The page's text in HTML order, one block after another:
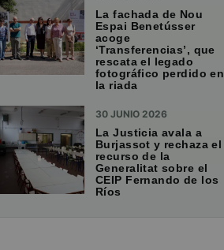
La fachada de Nou
Espai Benetússer
acoge
‘Transferencias’, que
rescata el legado
fotográfico perdido en
la riada
30 JUNIO 2026
La Justicia avala a
Burjassot y rechaza el
recurso de la
Generalitat sobre el
CEIP Fernando de los
Ríos